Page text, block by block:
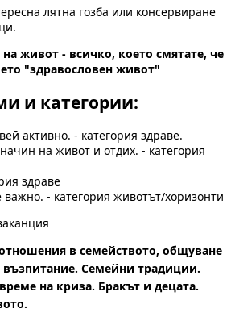
лятна гозба или консервиране
живот - всичко, което смятате, че
"здравословен живот"
и категории:
активно. - категория здраве.
на живот и отдих. - категория
здраве
- категория животът/хоризонти
в семейството, общуване
Семейни традиции.
на криза. Бракът и децата.